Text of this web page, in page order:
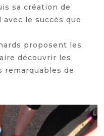
sa création de
avec le succès que
proposent les
découvrir les
de